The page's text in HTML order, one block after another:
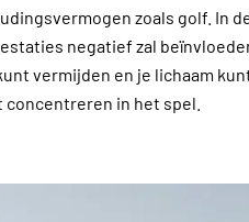
zoals golf. In
negatief zal
vermijden en je lichaam
in het spel.